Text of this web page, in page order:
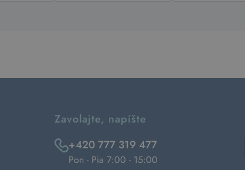
Zavolajte, napíšte
+420 777 319 477
Pon - Pia 7:00 - 15:00